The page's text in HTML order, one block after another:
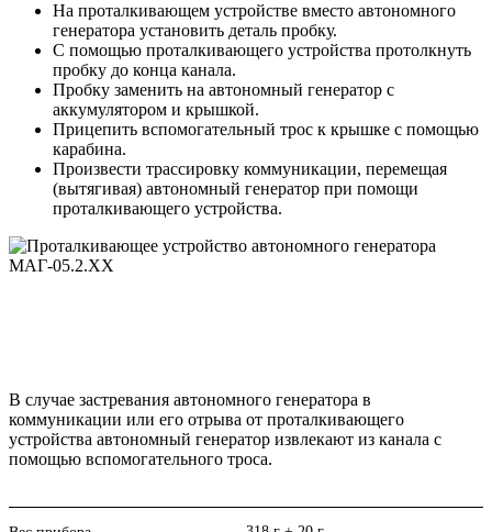
На проталкивающем устройстве вместо автономного
генератора установить деталь пробку.
С помощью проталкивающего устройства протолкнуть
пробку до конца канала.
Пробку заменить на автономный генератор с
аккумулятором и крышкой.
Прицепить вспомогательный трос к крышке с помощью
карабина.
Произвести трассировку коммуникации, перемещая
(вытягивая) автономный генератор при помощи
проталкивающего устройства.
В случае застревания автономного генератора в
коммуникации или его отрыва от проталкивающего
устройства автономный генератор извлекают из канала с
помощью вспомогательного троса.